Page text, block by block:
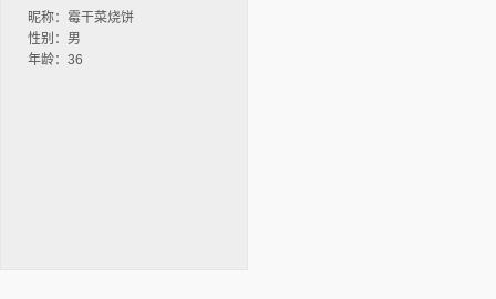
昵称：霉干菜烧饼
性别：男
年龄：36